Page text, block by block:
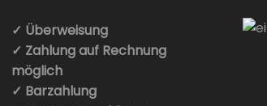
✓ Überweisung
✓ Zahlung auf Rechnung
möglich
✓ Barzahlung